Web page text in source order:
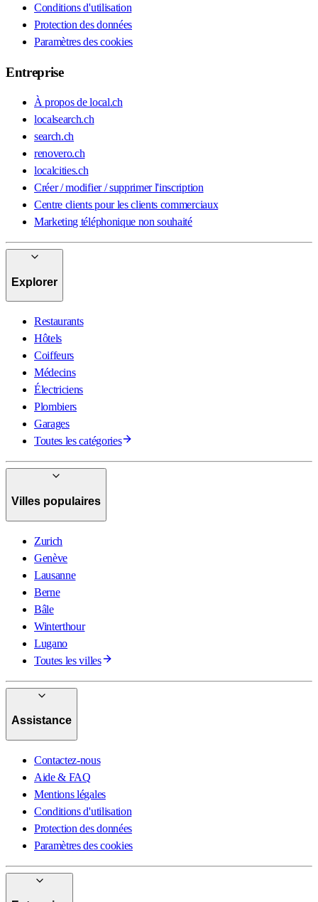
Conditions d'utilisation
Protection des données
Paramètres des cookies
Entreprise
À propos de local.ch
localsearch.ch
search.ch
renovero.ch
localcities.ch
Créer / modifier / supprimer l'inscription
Centre clients pour les clients commerciaux
Marketing téléphonique non souhaité
Explorer
Restaurants
Hôtels
Coiffeurs
Médecins
Électriciens
Plombiers
Garages
Toutes les catégories
Villes populaires
Zurich
Genève
Lausanne
Berne
Bâle
Winterthour
Lugano
Toutes les villes
Assistance
Contactez-nous
Aide & FAQ
Mentions légales
Conditions d'utilisation
Protection des données
Paramètres des cookies